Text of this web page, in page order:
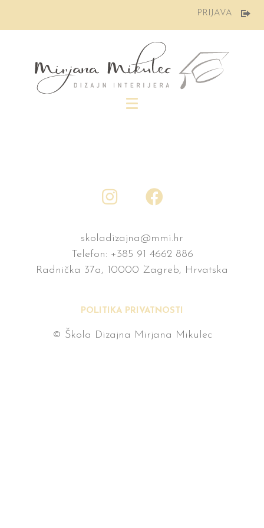
sadržaj
PRIJAVA
skoladizajna@mmi.hr
Telefon: +385 91 4662 886
Radnička 37a, 10000 Zagreb, Hrvatska
POLITIKA PRIVATNOSTI
© Škola Dizajna Mirjana Mikulec